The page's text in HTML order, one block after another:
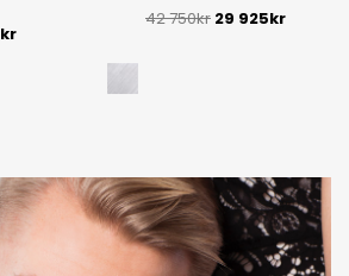
kr
42 750kr 29 925kr